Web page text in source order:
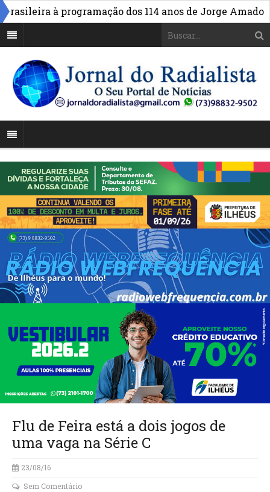
à programação dos 114 anos de Jorge Amado »
Flu de Feira está a dois jogos de
uma vaga na Série C
23/08/16
Sem Comentário